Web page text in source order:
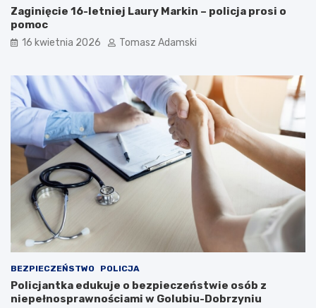
Zaginięcie 16-letniej Laury Markin – policja prosi o
pomoc
16 kwietnia 2026 Tomasz Adamski
BEZPIECZEŃSTWO POLICJA
Policjantka edukuje o bezpieczeństwie osób z
niepełnosprawnościami w Golubiu-Dobrzyniu